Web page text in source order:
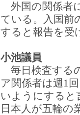
外国の関係者
ている。入国前
すると報告を受
小池議員
毎日検査する
ア関係者は週1
いようにすると
日本人が五輪の